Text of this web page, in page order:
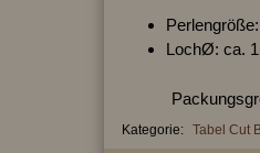
LochØ: ca.
Kategorie: Tabel Cut